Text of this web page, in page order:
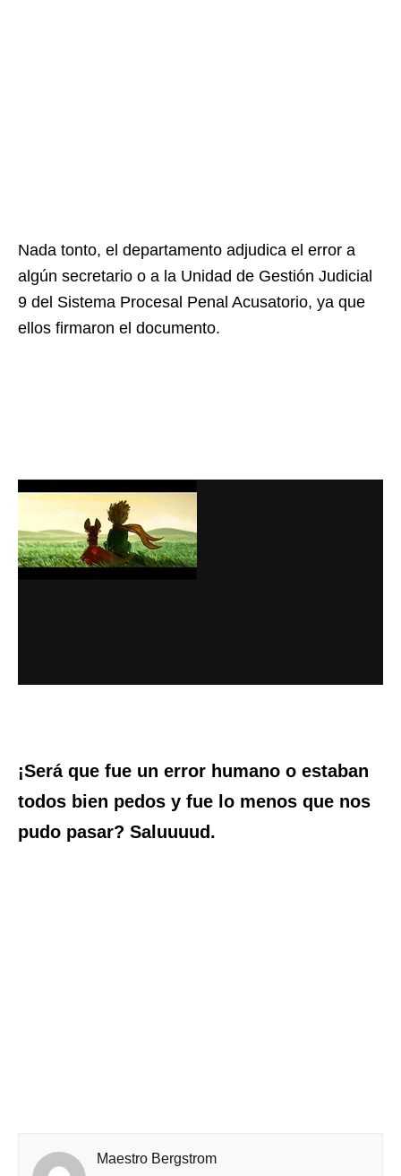
Nada tonto, el departamento adjudica el error a
algún secretario o a la Unidad de Gestión Judicial
9 del Sistema Procesal Penal Acusatorio, ya que
ellos firmaron el documento.
¡Será que fue un error humano o estaban
todos bien pedos y fue lo menos que nos
pudo pasar? Saluuuud.
Maestro Bergstrom